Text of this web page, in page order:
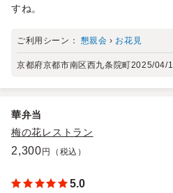
すね。
ご利用シーン： 懇親会 › お花見
京都府京都市南区西九条院町2025/04/
華弁当
梅の花レストラン
2,300円（税込）
5.0